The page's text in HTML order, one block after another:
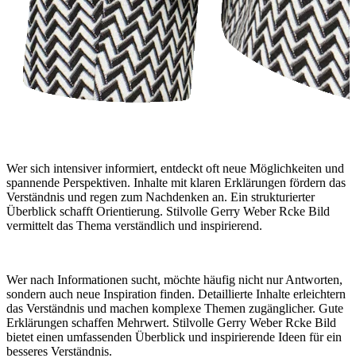
Wer sich intensiver informiert, entdeckt oft neue Möglichkeiten und
spannende Perspektiven. Inhalte mit klaren Erklärungen fördern das
Verständnis und regen zum Nachdenken an. Ein strukturierter
Überblick schafft Orientierung. Stilvolle Gerry Weber Rcke Bild
vermittelt das Thema verständlich und inspirierend.
Wer nach Informationen sucht, möchte häufig nicht nur Antworten,
sondern auch neue Inspiration finden. Detaillierte Inhalte erleichtern
das Verständnis und machen komplexe Themen zugänglicher. Gute
Erklärungen schaffen Mehrwert. Stilvolle Gerry Weber Rcke Bild
bietet einen umfassenden Überblick und inspirierende Ideen für ein
besseres Verständnis.